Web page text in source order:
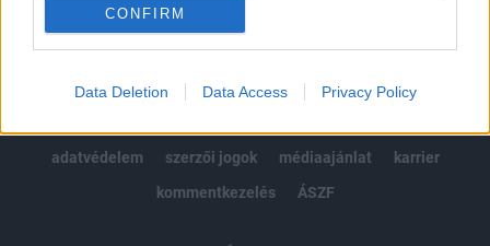
CONFIRM
Data Deletion Data Access Privacy Policy
© 2026 Portfolio
adatvédelem
szerzői jogok médiaajánlat
karrier
kommentkezelés
ÁSZF